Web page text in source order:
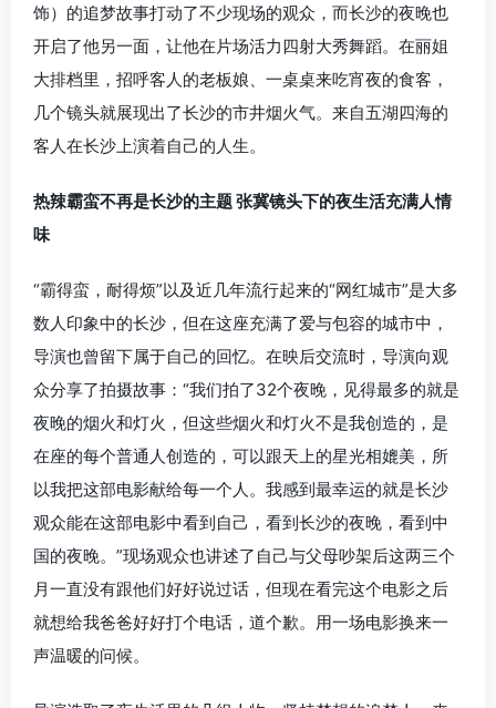
饰）的追梦故事打动了不少现场的观众，而长沙的夜晚也
开启了他另一面，让他在片场活力四射大秀舞蹈。在丽姐
大排档里，招呼客人的老板娘、一桌桌来吃宵夜的食客，
几个镜头就展现出了长沙的市井烟火气。来自五湖四海的
客人在长沙上演着自己的人生。
热辣霸蛮不再是长沙的主题 张冀镜头下的夜生活充满人情
味
“霸得蛮，耐得烦”以及近几年流行起来的“网红城市”是大多
数人印象中的长沙，但在这座充满了爱与包容的城市中，
导演也曾留下属于自己的回忆。在映后交流时，导演向观
众分享了拍摄故事：“我们拍了32个夜晚，见得最多的就是
夜晚的烟火和灯火，但这些烟火和灯火不是我创造的，是
在座的每个普通人创造的，可以跟天上的星光相媲美，所
以我把这部电影献给每一个人。我感到最幸运的就是长沙
观众能在这部电影中看到自己，看到长沙的夜晚，看到中
国的夜晚。”现场观众也讲述了自己与父母吵架后这两三个
月一直没有跟他们好好说过话，但现在看完这个电影之后
就想给我爸爸好好打个电话，道个歉。用一场电影换来一
声温暖的问候。